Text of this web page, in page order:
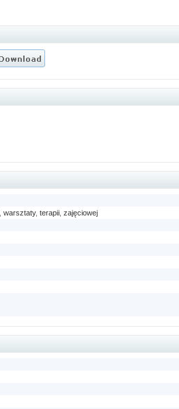
,warsztaty,terapii ,zajęciowej